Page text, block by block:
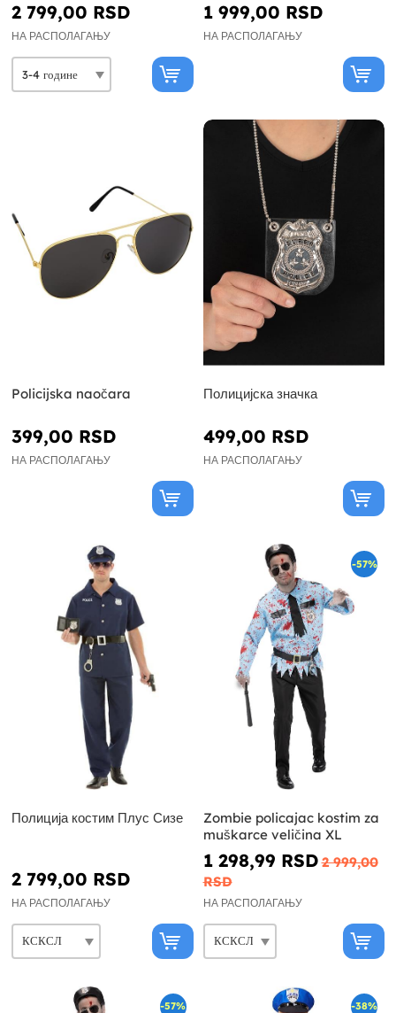
2 799,00 RSD
НА РАСПОЛАГАЊУ
1 999,00 RSD
НА РАСПОЛАГАЊУ
Policijska naočara
399,00 RSD
НА РАСПОЛАГАЊУ
Полицијска значка
499,00 RSD
НА РАСПОЛАГАЊУ
Полиција костим Плус Сизе
2 799,00 RSD
НА РАСПОЛАГАЊУ
-57%
Zombie policajac kostim za
muškarce veličina XL
1 298,99 RSD 2 999,00
RSD
НА РАСПОЛАГАЊУ
-57% -38%